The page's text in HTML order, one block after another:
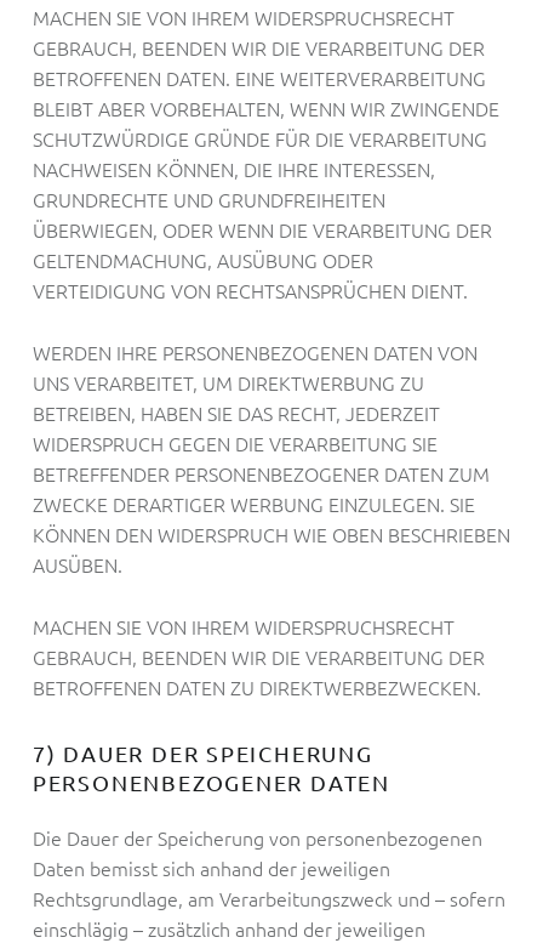
MACHEN SIE VON IHREM WIDERSPRUCHSRECHT
GEBRAUCH, BEENDEN WIR DIE VERARBEITUNG DER
BETROFFENEN DATEN. EINE WEITERVERARBEITUNG
BLEIBT ABER VORBEHALTEN, WENN WIR ZWINGENDE
SCHUTZWÜRDIGE GRÜNDE FÜR DIE VERARBEITUNG
NACHWEISEN KÖNNEN, DIE IHRE INTERESSEN,
GRUNDRECHTE UND GRUNDFREIHEITEN
ÜBERWIEGEN, ODER WENN DIE VERARBEITUNG DER
GELTENDMACHUNG, AUSÜBUNG ODER
VERTEIDIGUNG VON RECHTSANSPRÜCHEN DIENT.
WERDEN IHRE PERSONENBEZOGENEN DATEN VON
UNS VERARBEITET, UM DIREKTWERBUNG ZU
BETREIBEN, HABEN SIE DAS RECHT, JEDERZEIT
WIDERSPRUCH GEGEN DIE VERARBEITUNG SIE
BETREFFENDER PERSONENBEZOGENER DATEN ZUM
ZWECKE DERARTIGER WERBUNG EINZULEGEN. SIE
KÖNNEN DEN WIDERSPRUCH WIE OBEN BESCHRIEBEN
AUSÜBEN.
MACHEN SIE VON IHREM WIDERSPRUCHSRECHT
GEBRAUCH, BEENDEN WIR DIE VERARBEITUNG DER
BETROFFENEN DATEN ZU DIREKTWERBEZWECKEN.
7) DAUER DER SPEICHERUNG
PERSONENBEZOGENER DATEN
Die Dauer der Speicherung von personenbezogenen
Daten bemisst sich anhand der jeweiligen
Rechtsgrundlage, am Verarbeitungszweck und – sofern
einschlägig – zusätzlich anhand der jeweiligen